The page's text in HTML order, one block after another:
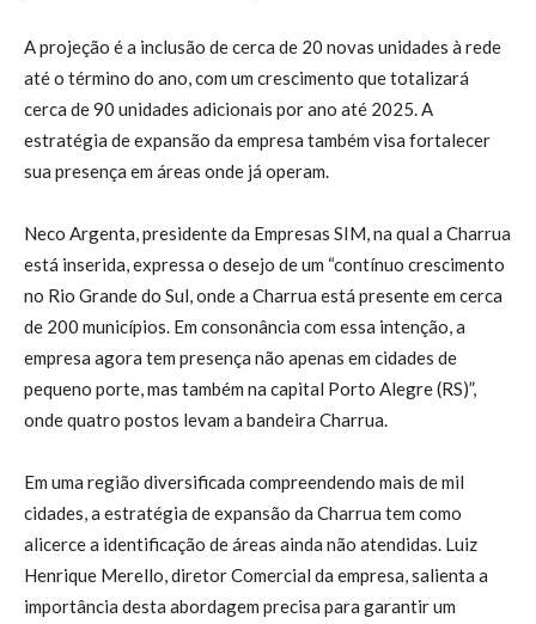
A projeção é a inclusão de cerca de 20 novas unidades à rede
até o término do ano, com um crescimento que totalizará
cerca de 90 unidades adicionais por ano até 2025. A
estratégia de expansão da empresa também visa fortalecer
sua presença em áreas onde já operam.
Neco Argenta, presidente da Empresas SIM, na qual a Charrua
está inserida, expressa o desejo de um “contínuo crescimento
no Rio Grande do Sul, onde a Charrua está presente em cerca
de 200 municípios. Em consonância com essa intenção, a
empresa agora tem presença não apenas em cidades de
pequeno porte, mas também na capital Porto Alegre (RS)”,
onde quatro postos levam a bandeira Charrua.
Em uma região diversificada compreendendo mais de mil
cidades, a estratégia de expansão da Charrua tem como
alicerce a identificação de áreas ainda não atendidas. Luiz
Henrique Merello, diretor Comercial da empresa, salienta a
importância desta abordagem precisa para garantir um